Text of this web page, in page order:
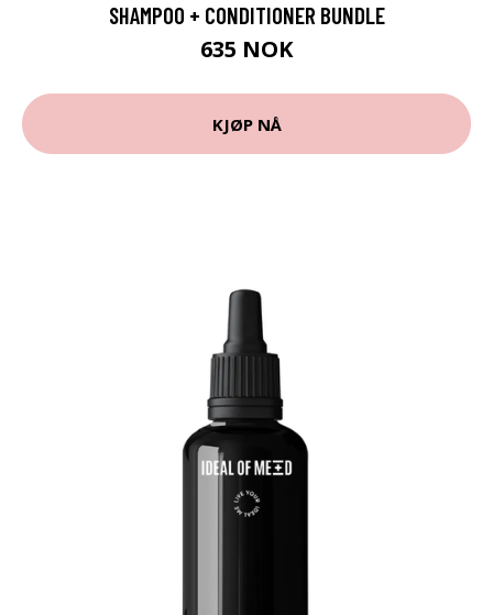
SHAMPOO + CONDITIONER BUNDLE
635 NOK
KJØP NÅ